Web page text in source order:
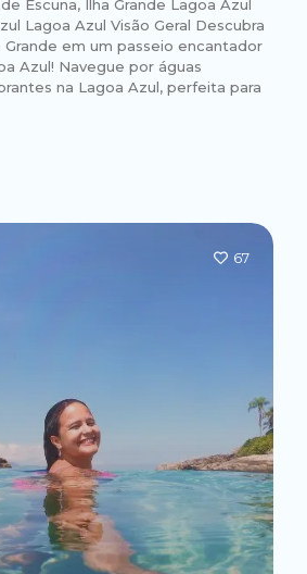
Escuna, Ilha Grande Lagoa Azul
Lagoa Azul Visão Geral Descubra
Grande em um passeio encantador
Azul! Navegue por águas
na Lagoa Azul, perfeita para
67